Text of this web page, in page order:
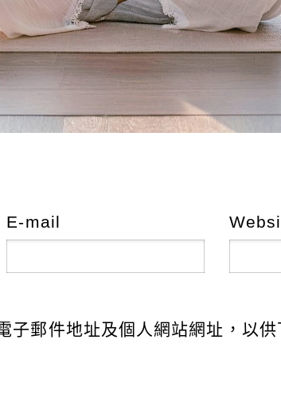
E-mail
子郵件地址及個人網站網址，以